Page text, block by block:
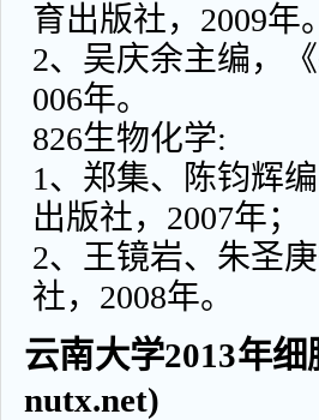
育出版社，2009年。
2、吴庆余主编，
006年。
826生物化学:
1、郑集、陈钧辉
出版社，2007年；
2、王镜岩、朱圣
社，2008年。
云南大学2013年
nutx.net)